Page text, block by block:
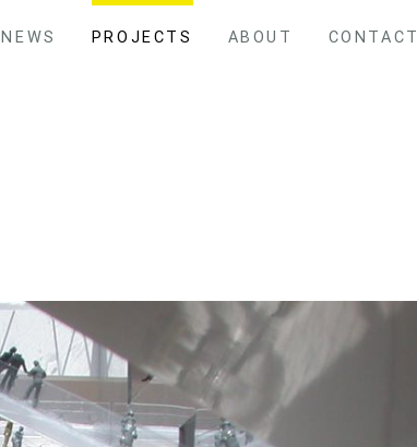
NEWS PROJECTS ABOUT CONTACT